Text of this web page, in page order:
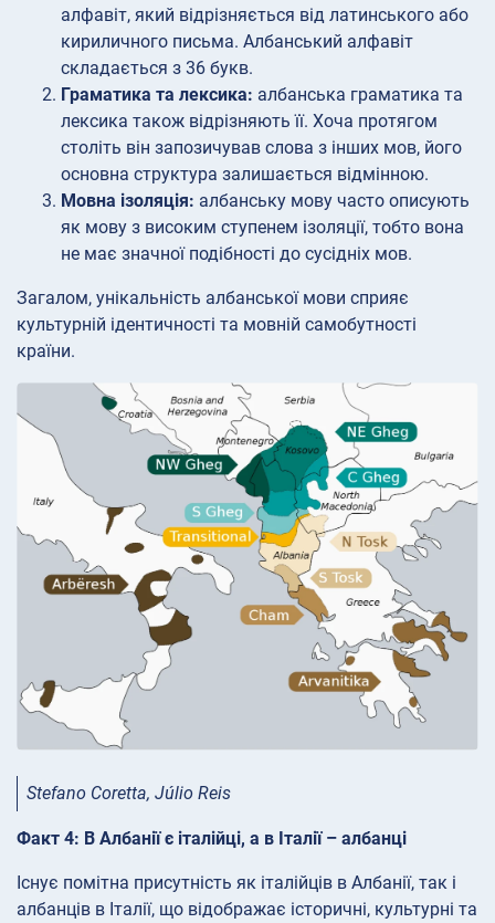
алфавіт, який відрізняється від латинського або
кириличного письма. Албанський алфавіт
складається з 36 букв.
Граматика та лексика: албанська граматика та
лексика також відрізняють її. Хоча протягом
століть він запозичував слова з інших мов, його
основна структура залишається відмінною.
Мовна ізоляція: албанську мову часто описують
як мову з високим ступенем ізоляції, тобто вона
не має значної подібності до сусідніх мов.
Загалом, унікальність албанської мови сприяє
культурній ідентичності та мовній самобутності
країни.
Stefano Coretta, Júlio Reis
Факт 4: В Албанії є італійці, а в Італії – албанці
Існує помітна присутність як італійців в Албанії, так і
албанців в Італії, що відображає історичні, культурні та